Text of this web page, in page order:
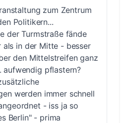
zum Zentrum
Politikern...
der Turmstraße fände
als in der Mitte - besser
den Mittelstreifen ganz
aufwendig pflastern?
werden immer schnell
- iss ja so
Berlin" - prima